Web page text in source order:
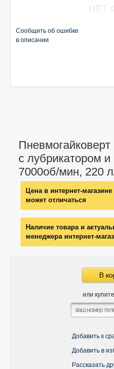
с лубрикатором
7000об/мин, 220
Цена в интернет-
может отличаться
Наличие товара и
менеджера интернет-
В
или
Добавить к
Добавить в
Рассказать
Сообщить об ошибке
в описании